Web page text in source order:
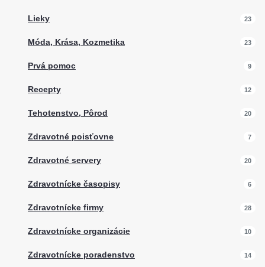
Lieky 23
Móda, Krása, Kozmetika 23
Prvá pomoc 9
Recepty 12
Tehotenstvo, Pôrod 20
Zdravotné poisťovne 7
Zdravotné servery 20
Zdravotnícke časopisy 6
Zdravotnícke firmy 28
Zdravotnícke organizácie 10
Zdravotnícke poradenstvo 14